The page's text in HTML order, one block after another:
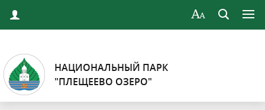
НАЦИОНАЛЬНЫЙ ПАРК
"ПЛЕЩЕЕВО ОЗЕРО"